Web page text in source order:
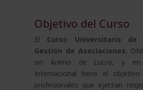
Objetivo del Curso
El Curso Universitario de
Gestión de Asociaciones,
sin Ánimo de Lucro, y en
Internacional tiene el
profesionales que ejerzan